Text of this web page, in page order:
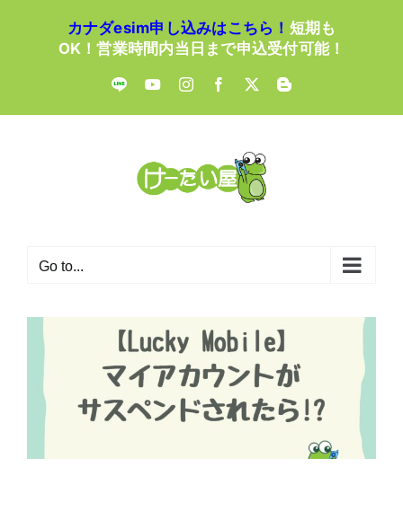
カナダesim申し込みはこちら！ 短期も
OK！営業時間内当日まで申込受付可能！
LINE YouTubeInstagramFacebook
X Blogger
Go to...